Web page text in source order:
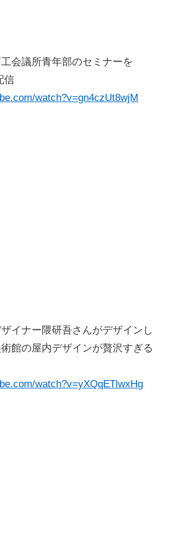
工会議所青年部のセミナーを
信
watch?v=gn4czUt8wjM
イナー隈研吾さんがデザインし
館の屋内デザインが贅沢すぎる
watch?v=yXQqETlwxHg